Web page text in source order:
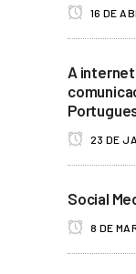
16 DE
A
23 DE
Social
8 DE